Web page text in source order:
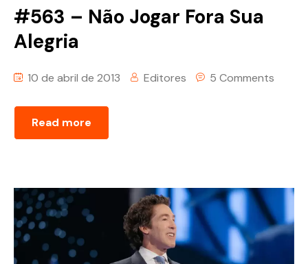
#563 – Não Jogar Fora Sua
Alegria
10 de abril de 2013 Editores 5 Comments
Read more